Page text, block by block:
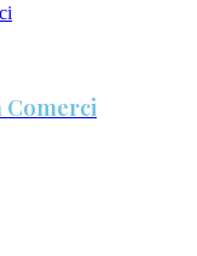
Comerci